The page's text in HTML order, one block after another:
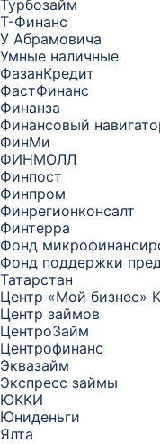
Турбозайм
Т-Финанс
У Абрамовича
Умные наличные
ФазанКредит
ФастФинанс
Финанза
Финансовый
ФинМи
ФИНМОЛЛ
Финпост
Финпром
Финрегионконсалт
Финтерра
Фонд
Фонд поддержки
Татарстан
Центр «Мой бизнес»
Центр займов
ЦентроЗайм
Центрофинанс
Эквазайм
Экспресс займы
ЮККИ
Юниденьги
Ялта